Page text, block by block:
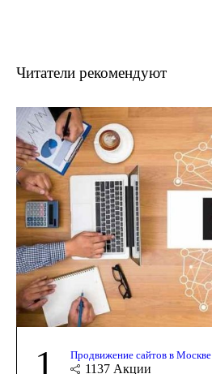
Читатели рекомендуют
1 Продвижение сайтов в Москве
1137 Акции